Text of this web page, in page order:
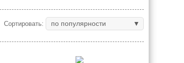
Сортировать: по популярности